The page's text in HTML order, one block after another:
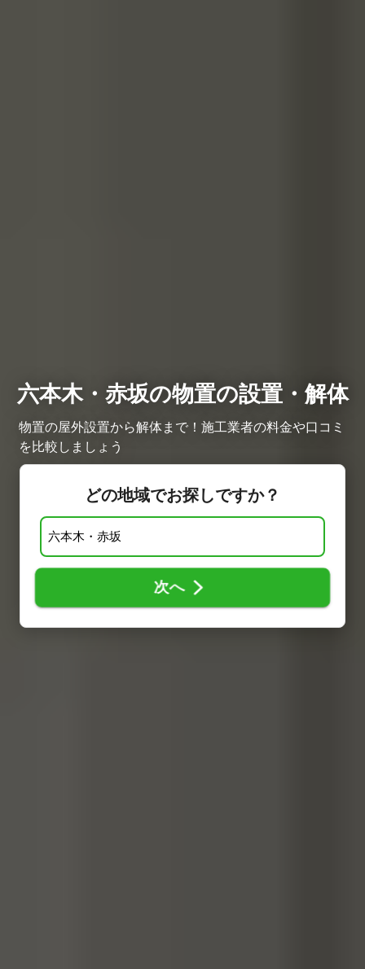
六本木・赤坂の物置の設置・解体
物置の屋外設置から解体まで！施工業者の料金や口コミ
を比較しましょう
どの地域でお探しですか？
次へ